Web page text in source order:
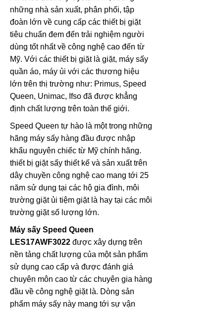
những nhà sản xuất, phân phối, tập
đoàn lớn về cung cấp các thiết bị giặt
tiêu chuẩn đem đến trải nghiệm người
dùng tốt nhất về công nghệ cao đến từ
Mỹ. Với các thiết bị giặt là giặt, máy sấy
quần áo, máy ủi với các thương hiệu
lớn trên thị trường như: Primus, Speed
Queen, Unimac, Ifso đã được khẳng
định chất lượng trên toàn thế giới.
Speed Queen tự hào là một trong những
hãng máy sấy hàng đầu được nhập
khẩu nguyên chiếc từ Mỹ chính hãng.
thiết bị giặt sấy thiết kế và sản xuất trên
dây chuyền công nghệ cao mang tới 25
năm sử dụng tại các hộ gia đình, môi
trường giặt ủi tiệm giặt là hay tại các môi
trường giặt số lượng lớn.
Máy sấy Speed Queen
LES17AWF3022 được xây dựng trên
nền tảng chất lượng của một sản phẩm
sử dụng cao cấp và được đánh giá
chuyên môn cao từ các chuyên gia hàng
đầu về công nghệ giặt là. Dòng sản
phẩm máy sấy này mang tới sự vận